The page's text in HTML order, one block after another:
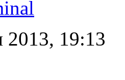
2013, 19:13